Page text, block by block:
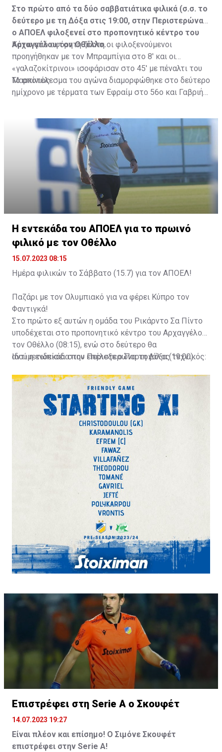
Στο πρώτο από τα δύο σαββατιάτικα φιλικά (σ.σ. το
δεύτερο με τη Δόξα στις 19:00, στην Περιστερώνα)
ο ΑΠΟΕΛ φιλοξενεί στο προπονητικό κέντρο του
Αρχαγγέλου τον Οθέλλο.
Κάτω από αφόρητη ζέστη οι φιλοξενούμενοι
προηγήθηκαν με τον Μπραμπίγια στο 8' και οι
«γαλαζοκίτρινοι» ισοφάρισαν στο 45' με πέναλτι του
Μαρκίνιος.
Το αποτέλεσμα του αγώνα διαμορφώθηκε στο δεύτερο
ημίχρονο με τέρματα των Εφραίμ στο 56ο και Γαβριήλ
Η εντεκάδα του ΑΠΟΕΛ για το πρωινό
φιλικό με τον Οθέλλο
15.07.2023 08:15
Ημέρα φιλικών το Σάββατο (15.7) για τον ΑΠΟΕΛ!
Παζάρι με τον Ολυμπιακό για να φέρει Κύπρο τον
Φαντιγκά!
Στο πρώτο εξ αυτών η ομάδα του Ρικάρντο Σα Πίντο
υποδέχεται στο προπονητικό κέντρο του Αρχαγγέλου
τον Οθέλλο (08:15), ενώ στο δεύτερο θα
αντιμετωπίσει στην Περιστερώνα τη Δόξα (19:00).
Ιδού η ενδεκάδα που επέλεξε ο Πορτογάλος τεχνικός:
Επιστρέφει στη Serie A ο Σκουφέτ
14.07.2023 19:27
Είναι πλέον και επίσημο! Ο Σιμόνε Σκουφέτ
επιστρέφει στην Serie A!